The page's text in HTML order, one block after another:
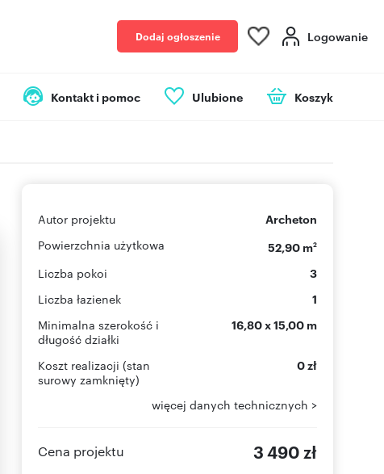
Dodaj ogłoszenie Logowanie
Kontakt i pomoc Ulubione Koszyk
Autor projektu Archeton
Powierzchnia użytkowa 52,90 m2
Liczba pokoi 3
Liczba łazienek 1
Minimalna szerokość i
długość działki
16,80 x 15,00 m
Koszt realizacji (stan
surowy zamknięty)
0 zł
więcej danych technicznych >
Cena projektu 3 490 zł